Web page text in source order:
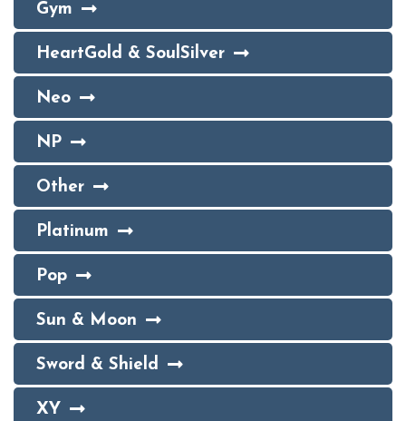
Gym
HeartGold & SoulSilver
Neo
NP
Other
Platinum
Pop
Sun & Moon
Sword & Shield
XY